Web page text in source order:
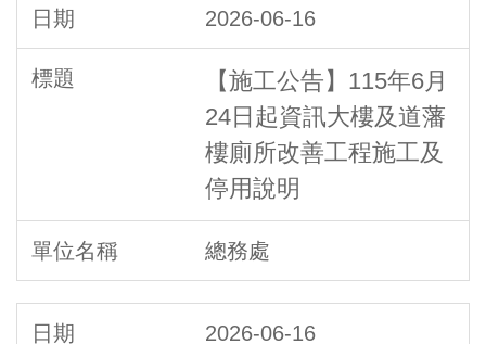
2026-06-16
【施工公告】115年6月
24日起資訊大樓及道藩
樓廁所改善工程施工及
停用說明
總務處
2026-06-16